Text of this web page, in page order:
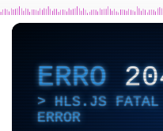
ERRO
HLS.JS FATAL
ERROR